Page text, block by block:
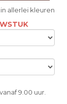
allerlei kleuren
9.00 uur.